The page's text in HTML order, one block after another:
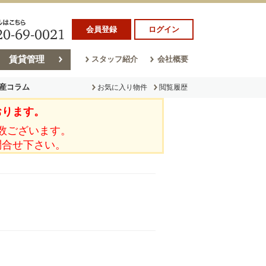
会員登録 ログイン
賃貸管理 スタッフ紹介 会社概要
コラム
ム
お気に入り物件 閲覧履歴
ます。
ざいます。
せ下さい。